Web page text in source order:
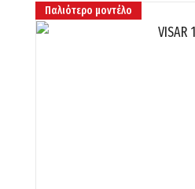
Παλιότερο μοντέλο